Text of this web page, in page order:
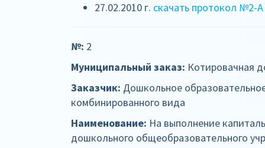
27.02.2010 г. скачать протокол №2-А
№: 2
Муниципальный заказ: Котировачная
Заказчик: Дошкольное
комбинированного вида
Наименование: На выполнение
дошкольного общеобразовательного